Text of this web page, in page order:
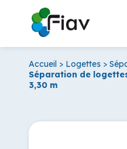
Accueil > Logettes >
Séparation de
3,30 m